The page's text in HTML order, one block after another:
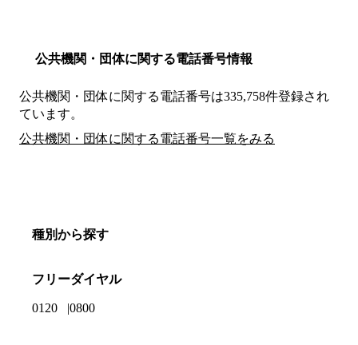
公共機関・団体に関する電話番号情報
公共機関・団体に関する電話番号は335,758件登録され
ています。
公共機関・団体に関する電話番号一覧をみる
種別から探す
フリーダイヤル
0120 0800